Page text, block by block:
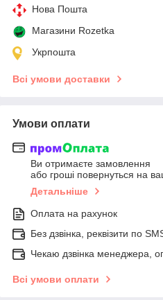
Нова Пошта
Магазини Rozetka
Укрпошта
Всі умови доставки
Умови оплати
Ви отримаєте замовлення
або гроші повернуться на
Детальніше
Оплата на рахунок
Без дзвінка, реквізити по
Чекаю дзвінка менеджера,
Всі умови оплати